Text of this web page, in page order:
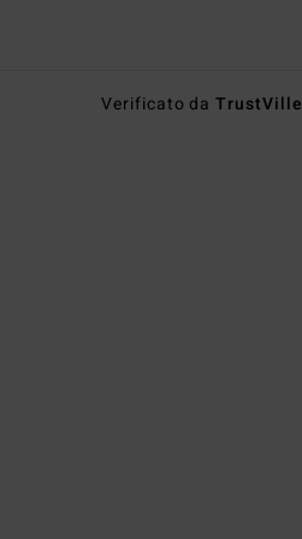
Verificato daTrustVille